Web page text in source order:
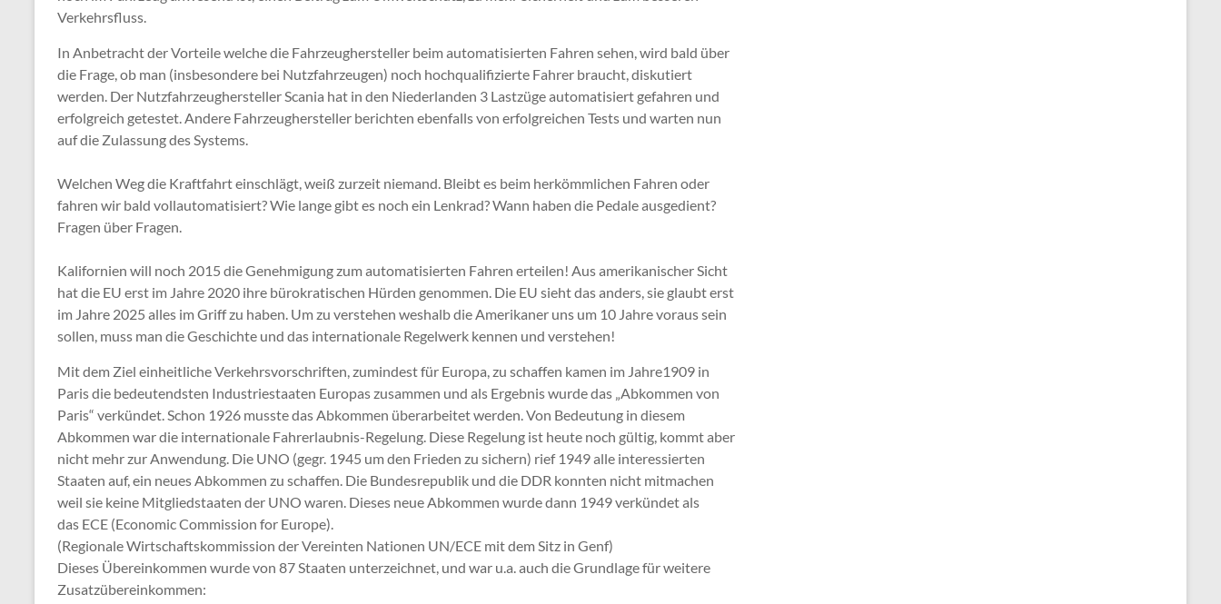
Verkehrsfluss.
In Anbetracht der Vorteile welche die Fahrzeughersteller beim automatisierten Fahren sehen, wird bald über
die Frage, ob man (insbesondere bei Nutzfahrzeugen) noch hochqualifizierte Fahrer braucht, diskutiert
werden. Der Nutzfahrzeughersteller Scania hat in den Niederlanden 3 Lastzüge automatisiert gefahren und
erfolgreich getestet. Andere Fahrzeughersteller berichten ebenfalls von erfolgreichen Tests und warten nun
auf die Zulassung des Systems.
Welchen Weg die Kraftfahrt einschlägt, weiß zurzeit niemand. Bleibt es beim herkömmlichen Fahren oder
fahren wir bald vollautomatisiert? Wie lange gibt es noch ein Lenkrad? Wann haben die Pedale ausgedient?
Fragen über Fragen.
Kalifornien will noch 2015 die Genehmigung zum automatisierten Fahren erteilen! Aus amerikanischer Sicht
hat die EU erst im Jahre 2020 ihre bürokratischen Hürden genommen. Die EU sieht das anders, sie glaubt erst
im Jahre 2025 alles im Griff zu haben. Um zu verstehen weshalb die Amerikaner uns um 10 Jahre voraus sein
sollen, muss man die Geschichte und das internationale Regelwerk kennen und verstehen!
Mit dem Ziel einheitliche Verkehrsvorschriften, zumindest für Europa, zu schaffen kamen im Jahre1909 in
Paris die bedeutendsten Industriestaaten Europas zusammen und als Ergebnis wurde das „Abkommen von
Paris“ verkündet. Schon 1926 musste das Abkommen überarbeitet werden. Von Bedeutung in diesem
Abkommen war die internationale Fahrerlaubnis-Regelung. Diese Regelung ist heute noch gültig, kommt aber
nicht mehr zur Anwendung. Die UNO (gegr. 1945 um den Frieden zu sichern) rief 1949 alle interessierten
Staaten auf, ein neues Abkommen zu schaffen. Die Bundesrepublik und die DDR konnten nicht mitmachen
weil sie keine Mitgliedstaaten der UNO waren. Dieses neue Abkommen wurde dann 1949 verkündet als
das ECE (Economic Commission for Europe).
(Regionale Wirtschaftskommission der Vereinten Nationen UN/ECE mit dem Sitz in Genf)
Dieses Übereinkommen wurde von 87 Staaten unterzeichnet, und war u.a. auch die Grundlage für weitere
Zusatzübereinkommen: